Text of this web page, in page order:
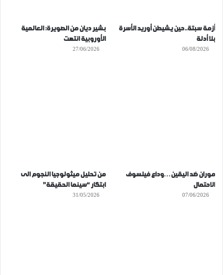
أزمة سبتة..حين يشيطن أوريد الأسرة
بلا أدلة
06/08/2026
بشير ديان من الصويرة: العالمية
الأوروبية انتهت
27/06/2026
موران ضد اليقين…وداع فيلسوف
الاحتمال
07/06/2026
من تحليل ميثولوجيا النجوم الى
ابتكار “سينما الحقيقة”
31/05/2026